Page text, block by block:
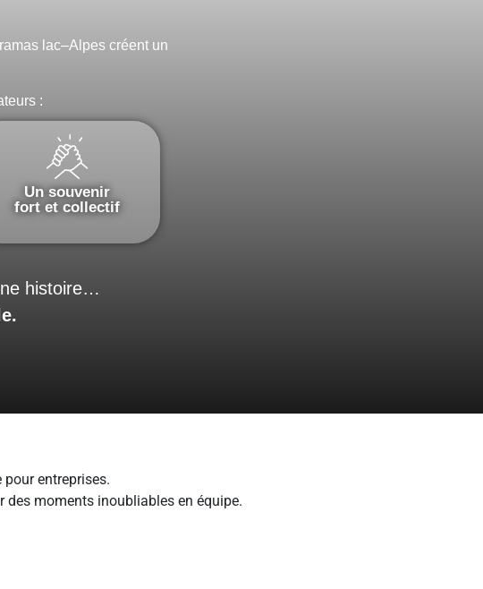
lac–Alpes créent un
:
Un souvenir
fort et collectif
histoire…
pour entreprises.
des moments inoubliables en équipe.